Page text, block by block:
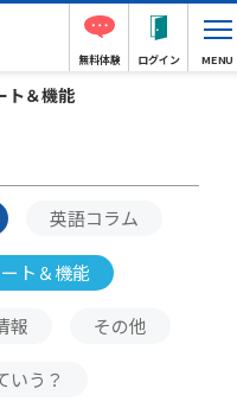
無料体験 ログイン MENU
ト＆機能
英語コラム
ト＆機能
報 その他
いう？